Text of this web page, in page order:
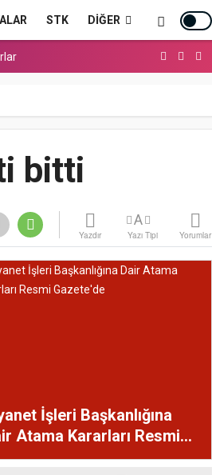
STK DIĞER
bitti
Yazdır
A
Yazı Tipi Yorumlar
İşleri Başkanlığına
Atama Kararları Resmi